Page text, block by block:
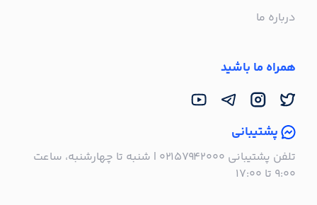
درباره ما
همراه ما باشید
پشتیبانی
تلفن پشتیبانی ۰۲۱۵۷۹۴۲۰۰۰ | شنبه تا چهارشنبه، ساعت
۹:۰۰ تا ۱۷:۰۰